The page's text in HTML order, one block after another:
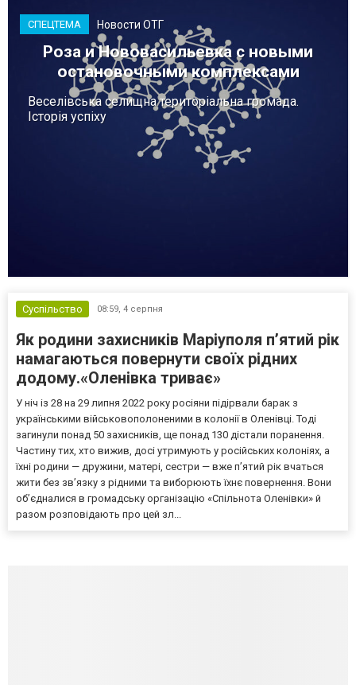
СПЕЦТЕМА Новости ОТГ
Роза и Нововасильевка с новыми
остановочными комплексами
Веселівська селищна територіальна громада.
Історія успіху
Суспільство 08:59, 4 серпня
Як родини захисників Маріуполя пʼятий рік
намагаються повернути своїх рідних
додому.«Оленівка триває»
У ніч із 28 на 29 липня 2022 року росіяни підірвали барак з
українськими військовополоненими в колонії в Оленівці. Тоді
загинули понад 50 захисників, ще понад 130 дістали поранення.
Частину тих, хто вижив, досі утримують у російських колоніях, а
їхні родини — дружини, матері, сестри — вже п’ятий рік вчаться
жити без зв’язку з рідними та виборюють їхнє повернення. Вони
об’єдналися в громадську організацію «Спільнота Оленівки» й
разом розповідають про цей зл...